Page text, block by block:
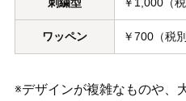
ワッペン ￥700（税
※デザインが複雑なものや、